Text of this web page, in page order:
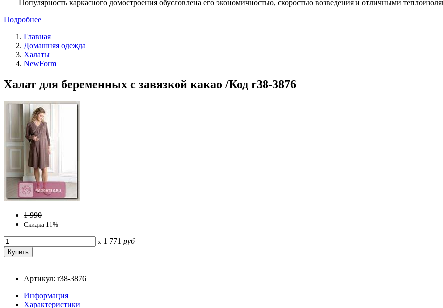
Популярность каркасного домостроения обусловлена его экономичностью, скоростью возведения и отличными
Подробнее
Главная
Домашняя одежда
Халаты
NewForm
Халат для беременных с завязкой какао /Код r38-3876
1 990
Скидка 11%
x 1 771 руб
Артикул: r38-3876
Информация
Характеристики